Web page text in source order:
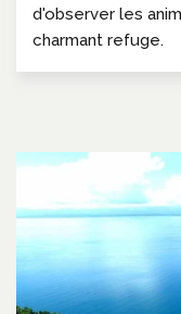
d'observer les
charmant refuge.